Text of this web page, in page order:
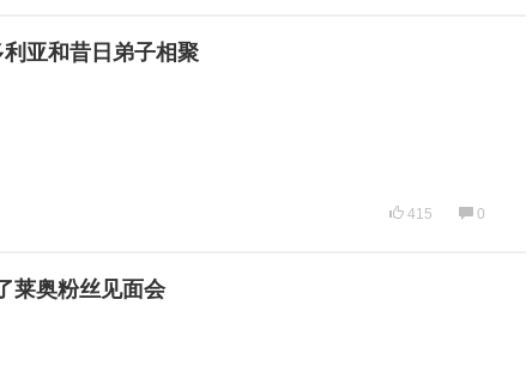
亚和昔日弟子相聚
415 0
莱奥粉丝见面会